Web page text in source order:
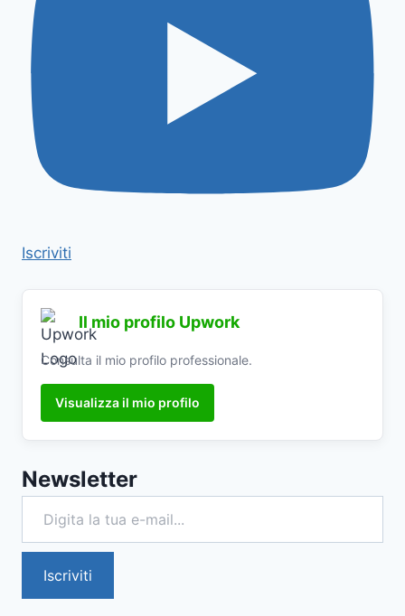
Iscriviti
Il mio profilo Upwork
Consulta il mio profilo professionale.
Visualizza il mio profilo
Newsletter
Digita la tua e-mail...
Iscriviti